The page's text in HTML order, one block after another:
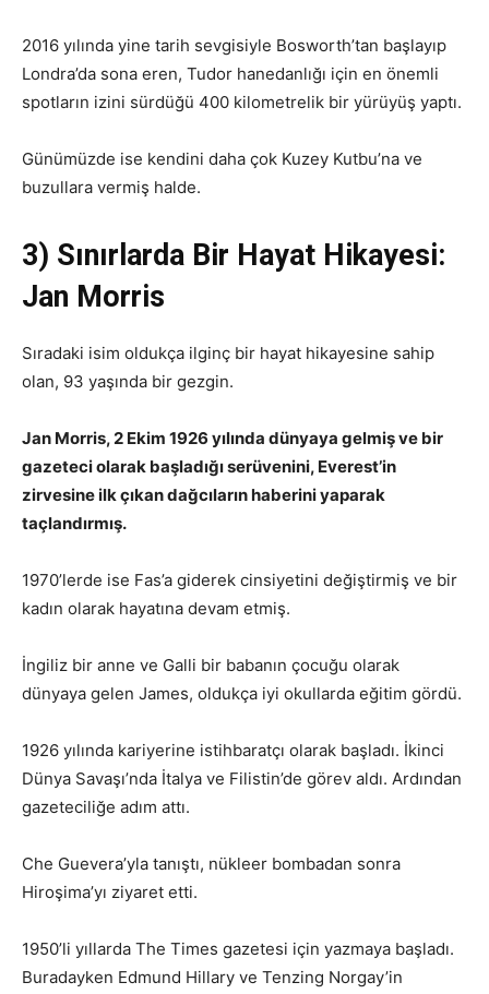
2016 yılında yine tarih sevgisiyle Bosworth’tan başlayıp
Londra’da sona eren, Tudor hanedanlığı için en önemli
spotların izini sürdüğü 400 kilometrelik bir yürüyüş yaptı.
Günümüzde ise kendini daha çok Kuzey Kutbu’na ve
buzullara vermiş halde.
3) Sınırlarda Bir Hayat Hikayesi:
Jan Morris
Sıradaki isim oldukça ilginç bir hayat hikayesine sahip
olan, 93 yaşında bir gezgin.
Jan Morris, 2 Ekim 1926 yılında dünyaya gelmiş ve bir
gazeteci olarak başladığı serüvenini, Everest’in
zirvesine ilk çıkan dağcıların haberini yaparak
taçlandırmış.
1970’lerde ise Fas’a giderek cinsiyetini değiştirmiş ve bir
kadın olarak hayatına devam etmiş.
İngiliz bir anne ve Galli bir babanın çocuğu olarak
dünyaya gelen James, oldukça iyi okullarda eğitim gördü.
1926 yılında kariyerine istihbaratçı olarak başladı. İkinci
Dünya Savaşı’nda İtalya ve Filistin’de görev aldı. Ardından
gazeteciliğe adım attı.
Che Guevera’yla tanıştı, nükleer bombadan sonra
Hiroşima’yı ziyaret etti.
1950’li yıllarda The Times gazetesi için yazmaya başladı.
Buradayken Edmund Hillary ve Tenzing Norgay’in